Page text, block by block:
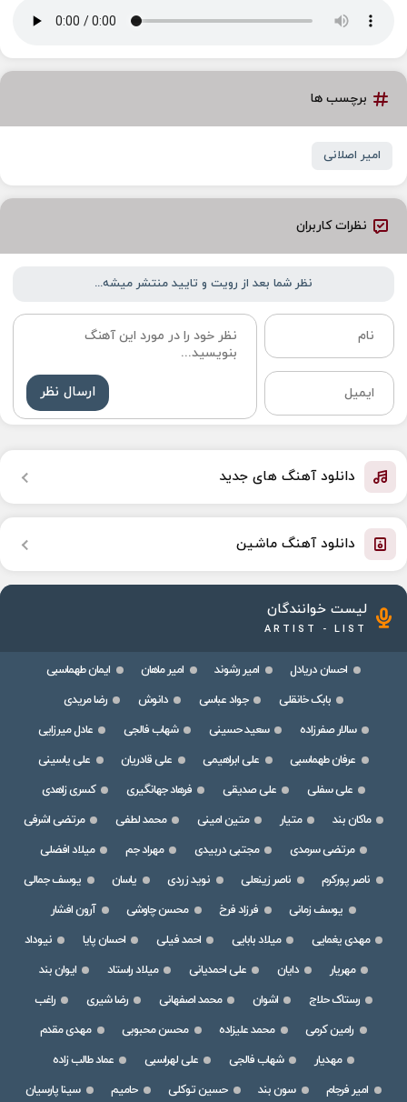
برچسب ها
امیر اصلانی
نظرات کاربران
نظر شما بعد از رویت و تایید منتشر میشه...
ارسال نظر
دانلود آهنگ های جدید
دانلود آهنگ ماشین
لیست خوانندگان
ARTIST - LIST
احسان دریادل امیر رشوند امیر ماهان
ایمان طهماسبی
بابک خانقلی
جواد عباسی دانوش
رضا مریدی
سالار صفرزاده
سعید حسینی شهاب فالجی
عادل میرزایی
عرفان طهماسبی
علی ابراهیمی علی قادریان
علی یاسینی
علی سفلی
علی صدیقی فرهاد جهانگیری
کسری زاهدی
ماکان بند
متیار متین امینی محمد لطفی
مرتضی اشرفی
مرتضی سرمدی
مجتبی دربیدی مهراد جم
میلاد افضلی
ناصر پورکرم
ناصر زینعلی نوید زردی یاسان
یوسف جمالی
یوسف زمانی
فرزاد فرخ محسن چاوشی
آرون افشار
مهدی یغمایی
میلاد بابایی احمد فیلی احسان پایا
نیوداد
مهریار
دایان علی احمدیانی میلاد راستاد
ایوان بند
رستاک حلاج
اشوان محمد اصفهانی رضا شیری
راغب
رامین کرمی
محمد علیزاده محسن محبوبی
مهدی مقدم
مهدیار
شهاب فالجی علی لهراسبی
عماد طالب زاده
امیر فرجام
سون بند حسین توکلی حامیم
سینا پارسیان